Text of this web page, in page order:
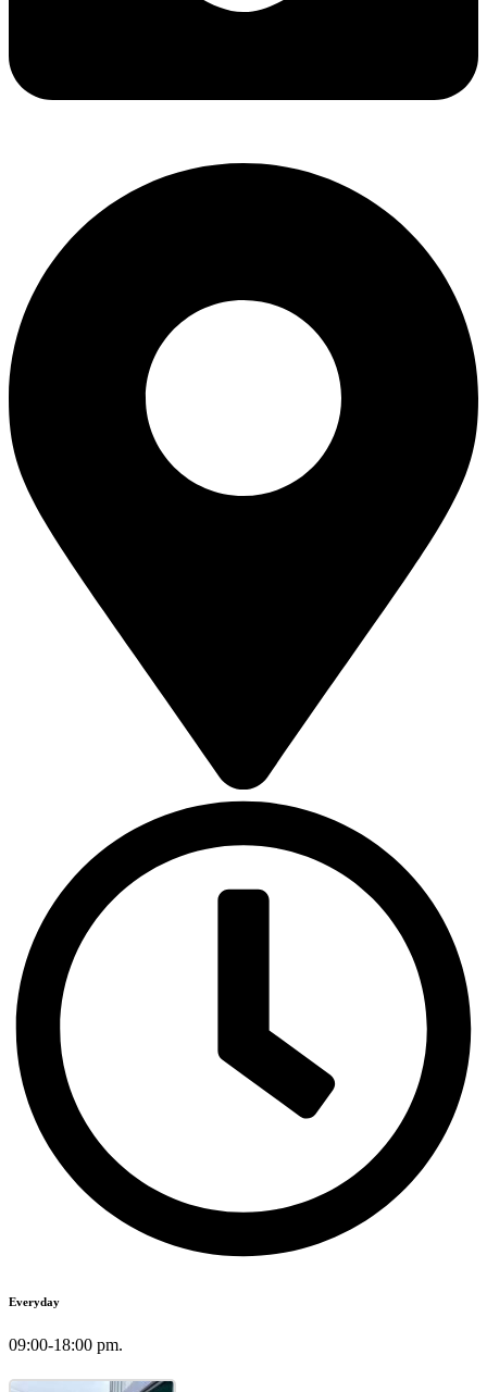
Everyday
09:00-18:00 pm.